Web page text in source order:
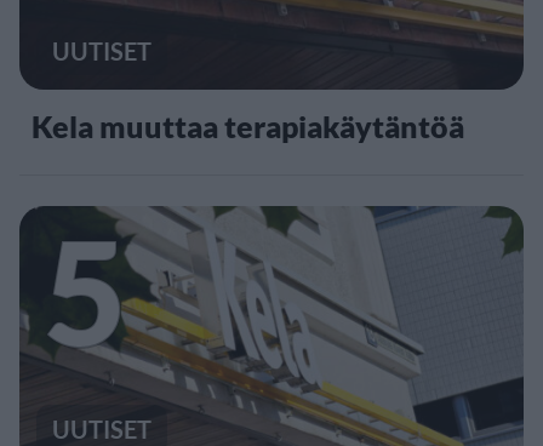
UUTISET
Kela muuttaa terapiakäytäntöä
5
UUTISET